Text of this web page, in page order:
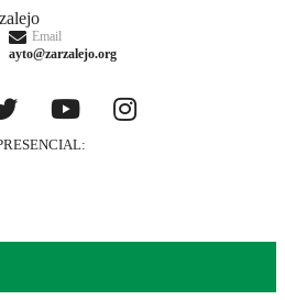
Email
ayto@zarzalejo.org